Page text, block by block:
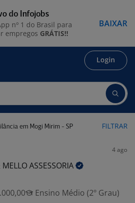
Login
em Mogi Mirim - SP FILTRAR
4 ago
MELLOASSESSORIA
Ensino Médio (2º Grau)
do Infojobs
nº 1 do Brasil para
empregos GRÁTIS!!
BAIXAR